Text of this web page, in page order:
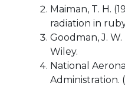
Maiman, T. H.
radiation in
Goodman, J. W.
Wiley.
National
Administration.